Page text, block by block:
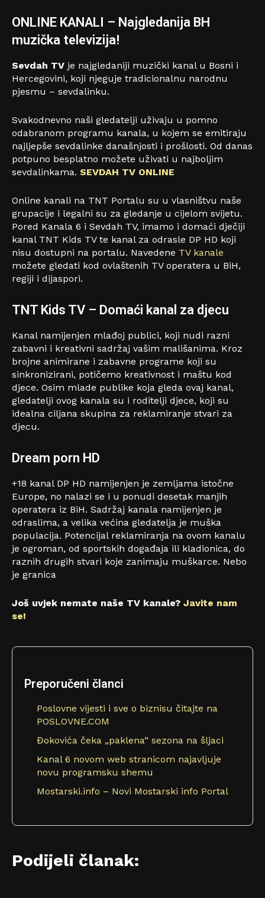
ONLINE KANALI – Najgledanija BH
muzička televizija!
Sevdah TV je najgledaniji muzički kanal u Bosni i
Hercegovini, koji njeguje tradicionalnu narodnu
pjesmu – sevdalinku.
Svakodnevno naši gledatelji uživaju u pomno
odabranom programu kanala, u kojem se emitiraju
najljepše sevdalinke današnjosti i prošlosti. Od danas
potpuno besplatno možete uživati u najboljim
sevdalinkama. SEVDAH TV ONLINE
Online kanali na TNT Portalu su u vlasništvu naše
grupacije i legalni su za gledanje u cijelom svijetu.
Pored Kanala 6 i Sevdah TV, imamo i domaći dječiji
kanal TNT Kids TV te kanal za odrasle DP HD koji
nisu dostupni na portalu. Navedene TV kanale
možete gledati kod ovlaštenih TV operatera u BiH,
regiji i dijaspori.
TNT Kids TV – Domaći kanal za djecu
Kanal namijenjen mlađoj publici, koji nudi razni
zabavni i kreativni sadržaj vašim mališanima. Kroz
brojne animirane i zabavne programe koji su
sinkronizirani, potičemo kreativnost i maštu kod
djece. Osim mlade publike koja gleda ovaj kanal,
gledatelji ovog kanala su i roditelji djece, koji su
idealna ciljana skupina za reklamiranje stvari za
djecu.
Dream porn HD
+18 kanal DP HD namijenjen je zemljama istočne
Europe, no nalazi se i u ponudi desetak manjih
operatera iz BiH. Sadržaj kanala namijenjen je
odraslima, a velika većina gledatelja je muška
populacija. Potencijal reklamiranja na ovom kanalu
je ogroman, od sportskih događaja ili kladionica, do
raznih drugih stvari koje zanimaju muškarce. Nebo
je granica
Još uvjek nemate naše TV kanale? Javite nam
se!
Preporučeni članci
Poslovne vijesti i sve o biznisu čitajte na
POSLOVNE.COM
Đokovića čeka „paklena“ sezona na šljaci
Kanal 6 novom web stranicom najavljuje
novu programsku shemu
Mostarski.info – Novi Mostarski info Portal
Podijeli članak: